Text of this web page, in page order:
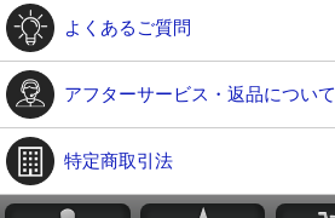
よくあるご質問
アフターサービス・返品について
特定商取引法